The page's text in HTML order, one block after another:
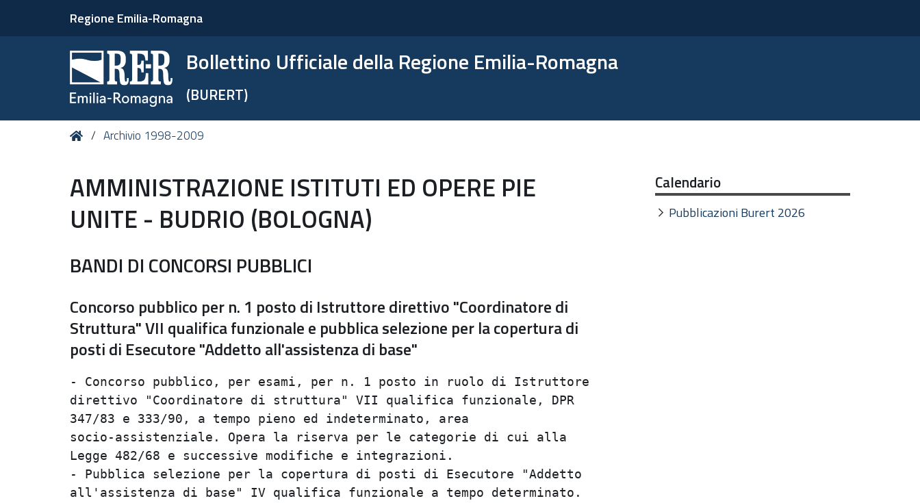
Regione Emilia-Romagna
Bollettino Ufficiale della Regione Emilia-Romagna
(BURERT)
Tu HomeArchivio 1998-2009
AMMINISTRAZIONE ISTITUTI ED OPERE PIE
UNITE - BUDRIO (BOLOGNA)
BANDI DI CONCORSI PUBBLICI
Concorso pubblico per n. 1 posto di Istruttore direttivo "Coordinatore di
Struttura" VII qualifica funzionale e pubblica selezione per la copertura di
posti di Esecutore "Addetto all'assistenza di base"
- Concorso pubblico, per esami, per n. 1 posto in ruolo di Istruttore
direttivo "Coordinatore di struttura" VII qualifica funzionale, DPR
347/83 e 333/90, a tempo pieno ed indeterminato, area
socio-assistenziale. Opera la riserva per le categorie di cui alla
Legge 482/68 e successive modifiche e integrazioni.
- Pubblica selezione per la copertura di posti di Esecutore "Addetto
all'assistenza di base" IV qualifica funzionale a tempo determinato.
Calendario
Pubblicazioni Burert 2026